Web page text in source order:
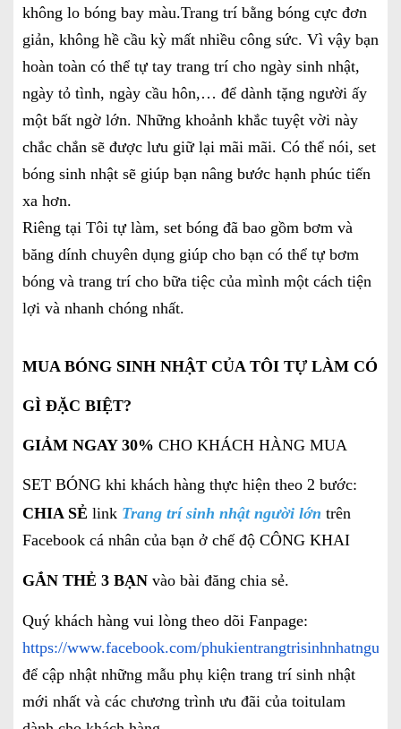
không lo bóng bay màu.Trang trí bằng bóng cực đơn
giản, không hề cầu kỳ mất nhiều công sức. Vì vậy bạn
hoàn toàn có thể tự tay trang trí cho ngày sinh nhật,
ngày tỏ tình, ngày cầu hôn,… để dành tặng người ấy
một bất ngờ lớn. Những khoảnh khắc tuyệt vời này
chắc chắn sẽ được lưu giữ lại mãi mãi. Có thể nói, set
bóng sinh nhật sẽ giúp bạn nâng bước hạnh phúc tiến
xa hơn.
Riêng tại Tôi tự làm, set bóng đã bao gồm bơm và
băng dính chuyên dụng giúp cho bạn có thể tự bơm
bóng và trang trí cho bữa tiệc của mình một cách tiện
lợi và nhanh chóng nhất.
MUA BÓNG SINH NHẬT CỦA TÔI TỰ LÀM CÓ
GÌ ĐẶC BIỆT?
GIẢM NGAY 30% CHO KHÁCH HÀNG MUA
SET BÓNG khi khách hàng thực hiện theo 2 bước:
CHIA SẺ link Trang trí sinh nhật người lớn trên
Facebook cá nhân của bạn ở chế độ CÔNG KHAI
GẮN THẺ 3 BẠN vào bài đăng chia sẻ.
Quý khách hàng vui lòng theo dõi Fanpage:
https://www.facebook.com/
để cập nhật những mẫu phụ kiện trang trí sinh nhật
mới nhất và các chương trình ưu đãi của toitulam